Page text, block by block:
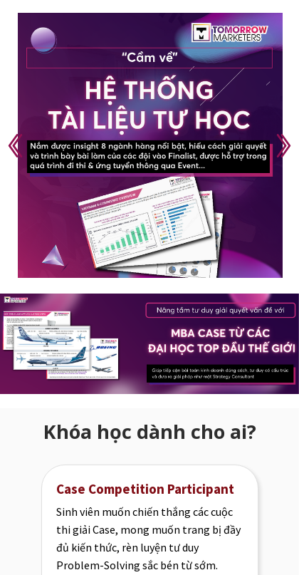
Khóa học dành cho ai?
Sinh viên muốn chiến thắng các cuộc
thi giải Case, mong muốn trang bị đầy
đủ kiến thức, rèn luyện tư duy
Problem-Solving sắc bén từ sớm.
Case Competition Participant